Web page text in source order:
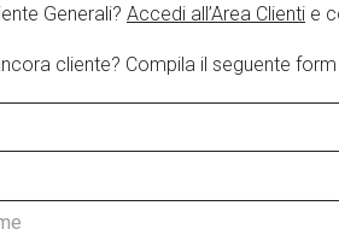
Generali? Accedi all’Area Clienti e
cliente? Compila il seguente form